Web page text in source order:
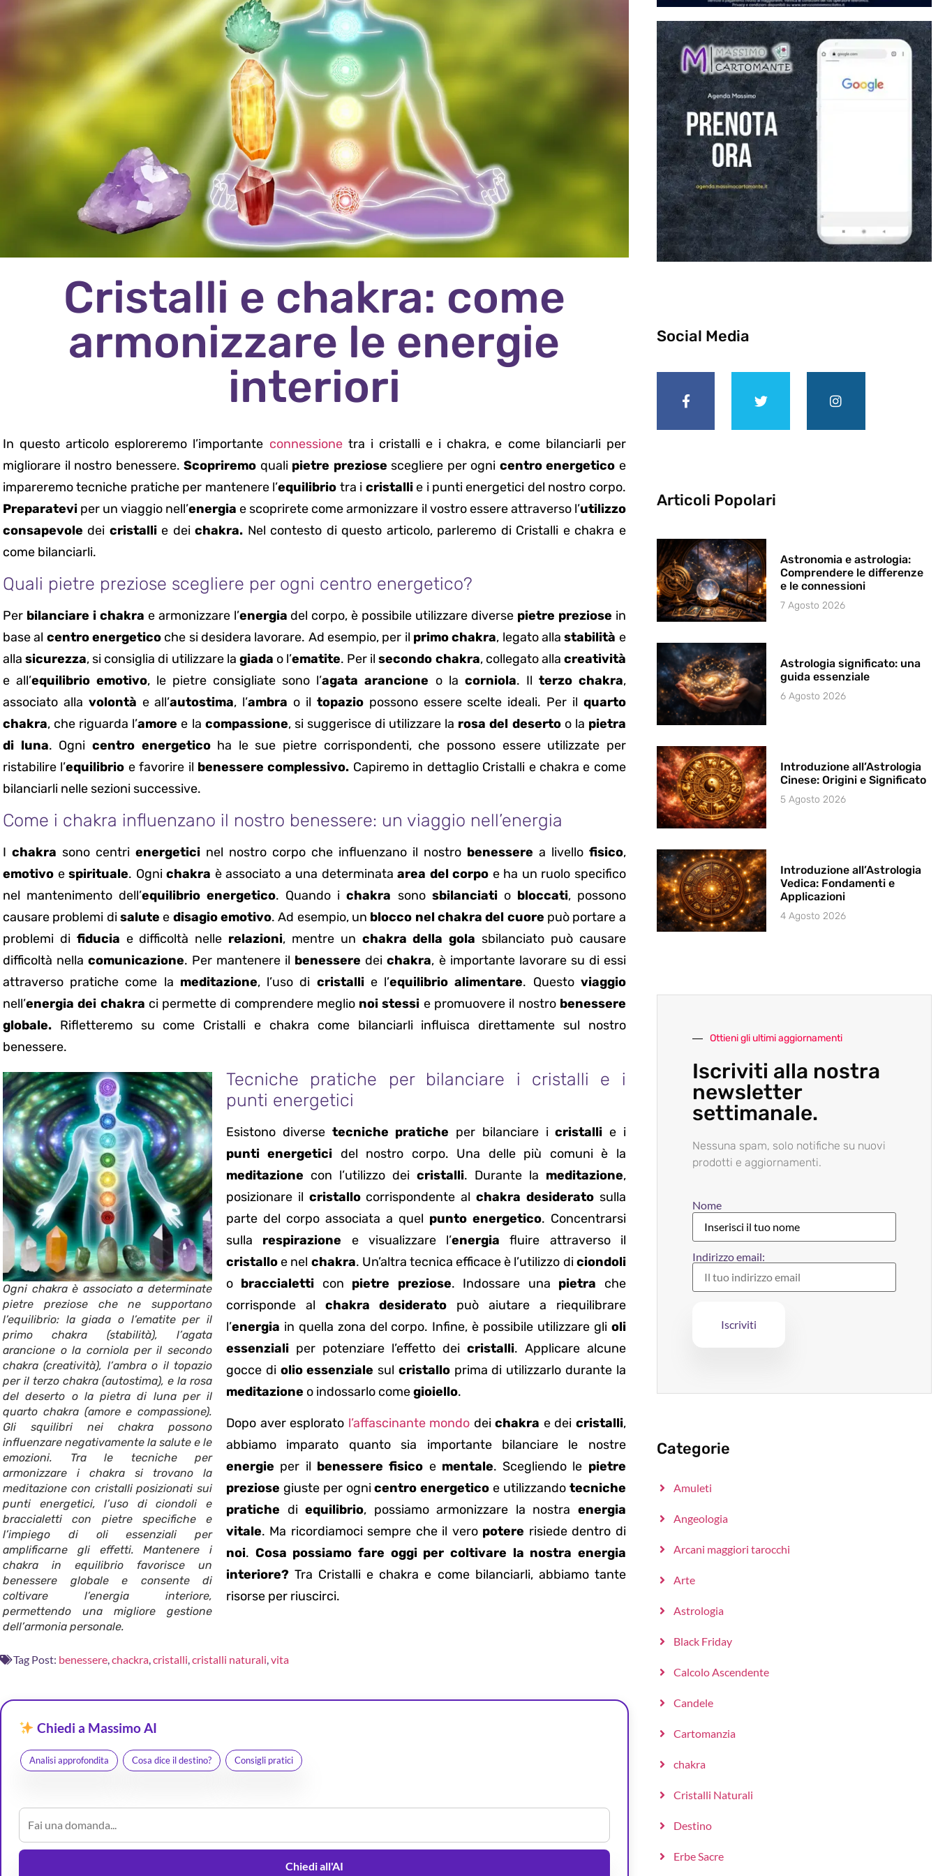
Cristalli e chakra: come
armonizzare le energie
interiori
In questo articolo esploreremo l’importante connessionetra i cristalli e i chakra, e come bilanciarli per
migliorare il nostro benessere.Scopriremo quali pietre preziose scegliere per ogni centro energetico e
impareremo tecniche pratiche per mantenere l’equilibrio tra i cristallie i punti energetici del nostro corpo.
Preparatevi per un viaggio nell’energia e scoprirete come armonizzare il vostro essere attraverso l’utilizzo
consapevole dei cristallie deichakra. Nel contesto di questo articolo, parleremo di Cristalli e chakra e
come bilanciarli.
Quali pietre preziose scegliere per ogni centro energetico?
Per bilanciare i chakra e armonizzare l’energia del corpo, è possibile utilizzare diverse pietre preziose in
base al centro energetico che si desidera lavorare. Ad esempio, per il primo chakra, legato allastabilità e
allasicurezza, si consiglia di utilizzare la giada o l’ematite. Per ilsecondo chakra, collegato alla creatività
e all’equilibrio emotivo, le pietre consigliate sono l’agata arancione o la corniola. Il terzo chakra,
associato alla volontà e all’autostima, l’ambra o il topaziopossono essere scelte ideali. Per il quarto
chakra, che riguarda l’amore e la compassione, si suggerisce di utilizzare la rosa del desertoo la pietra
di luna. Ogni centro energeticoha le sue pietre corrispondenti, che possono essere utilizzate per
ristabilire l’equilibrio e favorire il benessere complessivo. Capiremo in dettaglio Cristalli e chakra e come
bilanciarli nelle sezioni successive.
Come i chakra influenzano il nostro benessere: un viaggio nell’energia
I chakra sono centri energeticinel nostro corpo che influenzano il nostro benessere a livello fisico,
emotivo espirituale. Ognichakra è associato a una determinataarea del corpo e ha un ruolo specifico
nel mantenimento dell’equilibrio energetico. Quando ichakra sono sbilanciatio bloccati, possono
causare problemi disalute e disagio emotivo. Ad esempio, un blocco nel chakra del cuore può portare a
problemi di fiducia e difficoltà nelle relazioni, mentre un chakra della gola sbilanciato può causare
difficoltà nellacomunicazione. Per mantenere il benessere deichakra, è importante lavorare su di essi
attraverso pratiche come la meditazione, l’uso di cristallie l’equilibrio alimentare. Questo viaggio
nell’energia dei chakra ci permette di comprendere meglio noi stessi e promuovere il nostro benessere
globale. Rifletteremo su come Cristalli e chakra come bilanciarli influisca direttamente sul nostro
benessere.
Ogni chakra è associato a determinate
pietre preziose che ne supportano
l’equilibrio: la giada o l’ematite per il
primo chakra (stabilità), l’agata
arancione o la corniola per il secondo
chakra (creatività), l’ambra o il topazio
per il terzo chakra (autostima), e la rosa
del deserto o la pietra di luna per il
quarto chakra (amore e compassione).
Gli squilibri nei chakra possono
influenzare negativamente la salute e le
emozioni. Tra le tecniche per
armonizzare i chakra si trovano la
meditazione con cristalli posizionati sui
punti energetici, l’uso di ciondoli e
braccialetti con pietre specifiche e
l’impiego di oli essenziali per
amplificarne gli effetti. Mantenere i
chakra in equilibrio favorisce un
benessere globale e consente di
coltivare l’energia interiore,
permettendo una migliore gestione
dell’armonia personale.
Tecniche pratiche per bilanciare i cristalli e i
punti energetici
Esistono diverse tecniche pratiche per bilanciare icristalli e i
punti energetici del nostro corpo. Una delle più comuni è la
meditazione con l’utilizzo dei cristalli. Durante la meditazione,
posizionare il cristallocorrispondente alchakra desideratosulla
parte del corpo associata a quel punto energetico. Concentrarsi
sulla respirazione e visualizzare l’energia fluire attraverso il
cristalloe nel chakra. Un’altra tecnica efficace è l’utilizzo diciondoli
o braccialetti con pietre preziose. Indossare una pietra che
corrisponde al chakra desiderato può aiutare a riequilibrare
l’energia in quella zona del corpo. Infine, è possibile utilizzare gli oli
essenziali per potenziare l’effetto dei cristalli. Applicare alcune
gocce di olio essenziale sul cristalloprima di utilizzarlo durante la
meditazione o indossarlo comegioiello.
Dopo aver esplorato l’affascinante mondo deichakra e dei cristalli,
abbiamo imparato quanto sia importante bilanciare le nostre
energie per il benessere fisico e mentale. Scegliendo le pietre
preziose giuste per ognicentro energetico e utilizzando tecniche
pratiche diequilibrio, possiamo armonizzare la nostra energia
vitale. Ma ricordiamoci sempre che il vero potere risiede dentro di
noi. Cosa possiamo fare oggi per coltivare la nostra energia
interiore? Tra Cristalli e chakra e come bilanciarli, abbiamo tante
risorse per riuscirci.
Tag Post: benessere chackra cristalli cristalli naturali vita
Chiedi a Massimo AI
Analisi approfondita Cosa dice il destino? Consigli pratici
Chiedi all'AI
Social Media
Articoli Popolari
Astronomia e astrologia:
Comprendere le differenze
e le connessioni
7 Agosto 2026
Astrologia significato: una
guida essenziale
6 Agosto 2026
Introduzione all’Astrologia
Cinese: Origini e Significato
5 Agosto 2026
Introduzione all’Astrologia
Vedica: Fondamenti e
Applicazioni
4 Agosto 2026
Ottieni gli ultimi aggiornamenti
Iscriviti alla nostra
newsletter
settimanale.
Nessuna spam, solo notifiche su nuovi
prodotti e aggiornamenti.
Nome
Indirizzo email:
Categorie
Amuleti
Angeologia
Arcani maggiori tarocchi
Arte
Astrologia
Black Friday
Calcolo Ascendente
Candele
Cartomanzia
chakra
Cristalli Naturali
Destino
Erbe Sacre